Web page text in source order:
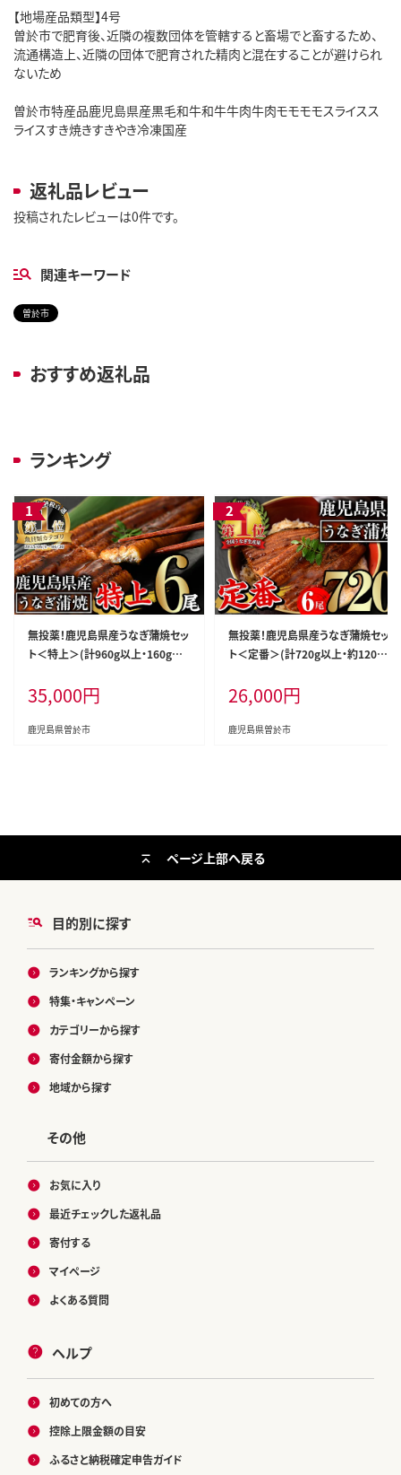
【地場産品類型】4号
曽於市で肥育後、近隣の複数団体を管轄すると畜場でと畜するため、
流通構造上、近隣の団体で肥育された精肉と混在することが避けられ
ないため
曽於市特産品鹿児島県産黒毛和牛和牛牛肉牛肉モモモモスライスス
ライスすき焼きすきやき冷凍国産
返礼品レビュー
投稿されたレビューは0件です。
関連キーワード
曽於市
おすすめ返礼品
ランキング
無投薬！鹿児島県産うなぎ蒲焼セッ
ト＜特上＞(計960g以上・160g以
【西日本養鰻】C7-v02
35,000円
鹿児島県曽於市
無投薬！鹿児島県産うなぎ蒲焼セッ
ト＜定番＞(計720g以上・約120g
【西日本養鰻】B145-v03
26,000円
鹿児島県曽於市
目的別に探す
ランキングから探す
特集・キャンペーン
カテゴリーから探す
寄付金額から探す
地域から探す
その他
お気に入り
最近チェックした返礼品
寄付する
マイページ
よくある質問
ヘルプ
初めての方へ
控除上限金額の目安
ふるさと納税確定申告ガイド
ページ上部へ戻る